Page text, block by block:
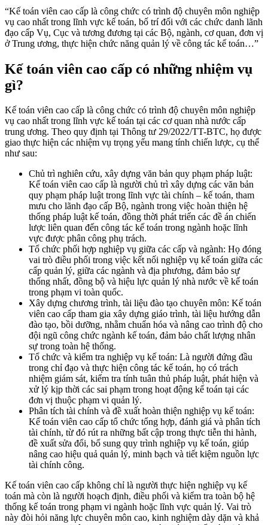
“Kế toán viên cao cấp là công chức có trình độ chuyên môn nghiệp
vụ cao nhất trong lĩnh vực kế toán, bố trí đối với các chức danh lãnh
đạo cấp Vụ, Cục và tương đương tại các Bộ, ngành, cơ quan, đơn vị
ở Trung ương, thực hiện chức năng quản lý về công tác kế toán…”
Kế toán viên cao cấp có những nhiệm vụ
gì?
Kế toán viên cao cấp là công chức có trình độ chuyên môn nghiệp
vụ cao nhất trong lĩnh vực kế toán tại các cơ quan nhà nước cấp
trung ương. Theo quy định tại Thông tư 29/2022/TT-BTC, họ được
giao thực hiện các nhiệm vụ trọng yếu mang tính chiến lược, cụ thể
như sau:
Chủ trì nghiên cứu, xây dựng văn bản quy phạm pháp luật:
Kế toán viên cao cấp là người chủ trì xây dựng các văn bản
quy phạm pháp luật trong lĩnh vực tài chính – kế toán, tham
mưu cho lãnh đạo cấp Bộ, ngành trong việc hoàn thiện hệ
thống pháp luật kế toán, đồng thời phát triển các đề án chiến
lược liên quan đến công tác kế toán trong ngành hoặc lĩnh
vực được phân công phụ trách.
Tổ chức phối hợp nghiệp vụ giữa các cấp và ngành: Họ đóng
vai trò điều phối trong việc kết nối nghiệp vụ kế toán giữa các
cấp quản lý, giữa các ngành và địa phương, đảm bảo sự
thống nhất, đồng bộ và hiệu lực quản lý nhà nước về kế toán
trong phạm vi toàn quốc.
Xây dựng chương trình, tài liệu đào tạo chuyên môn: Kế toán
viên cao cấp tham gia xây dựng giáo trình, tài liệu hướng dẫn
đào tạo, bồi dưỡng, nhằm chuẩn hóa và nâng cao trình độ cho
đội ngũ công chức ngành kế toán, đảm bảo chất lượng nhân
sự trong toàn hệ thống.
Tổ chức và kiểm tra nghiệp vụ kế toán: Là người đứng đầu
trong chỉ đạo và thực hiện công tác kế toán, họ có trách
nhiệm giám sát, kiểm tra tính tuân thủ pháp luật, phát hiện và
xử lý kịp thời các sai phạm trong hoạt động kế toán tại các
đơn vị thuộc phạm vi quản lý.
Phân tích tài chính và đề xuất hoàn thiện nghiệp vụ kế toán:
Kế toán viên cao cấp tổ chức tổng hợp, đánh giá và phân tích
tài chính, từ đó rút ra những bất cập trong thực tiễn thi hành,
đề xuất sửa đổi, bổ sung quy trình nghiệp vụ kế toán, giúp
nâng cao hiệu quả quản lý, minh bạch và tiết kiệm nguồn lực
tài chính công.
Kế toán viên cao cấp không chỉ là người thực hiện nghiệp vụ kế
toán mà còn là người hoạch định, điều phối và kiểm tra toàn bộ hệ
thống kế toán trong phạm vi ngành hoặc lĩnh vực quản lý. Vai trò
này đòi hỏi năng lực chuyên môn cao, kinh nghiệm dày dặn và khả